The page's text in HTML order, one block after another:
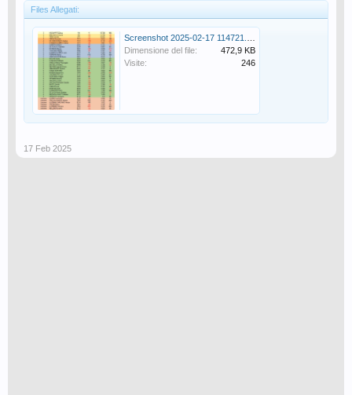
Files Allegati:
Dimensione del file:
472,9 KB
Visite:
246
17 Feb 2025